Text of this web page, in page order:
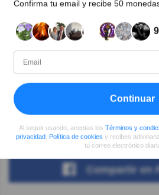
interesante una cosa que
Autor:
Mirta Rego
09/2017 69
Compartir en
Confirma tu email y recibe 50
Continuar
Al seguir usando, aceptas los Términos y
privacidad, Política de cookies y recibes
tu correo electrónico